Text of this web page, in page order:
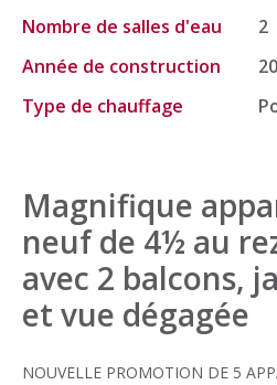
Nombre de salles d'eau
2
Année de construction
Type de chauffage
Magnifique
neuf de 4½ au
avec 2 balcons,
et vue dégagée
NOUVELLE PROMOTION DE 5